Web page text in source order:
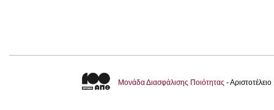
Μονάδα Διασφάλισης Ποιότητας -